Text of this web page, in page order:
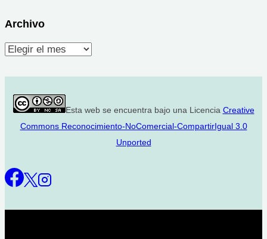
Archivo
Archivo
Esta web se encuentra bajo una Licencia Creative
Commons Reconocimiento-NoComercial-CompartirIgual 3.0
Unported